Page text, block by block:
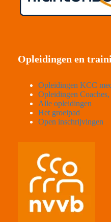
Opleidingen en
Opleidingen KCC
Opleidingen
Alle opleidingen
Het groeipad
Open inschrijvingen